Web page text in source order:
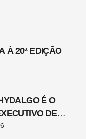
À 20ª EDIÇÃO
É O
DE
DO JEC